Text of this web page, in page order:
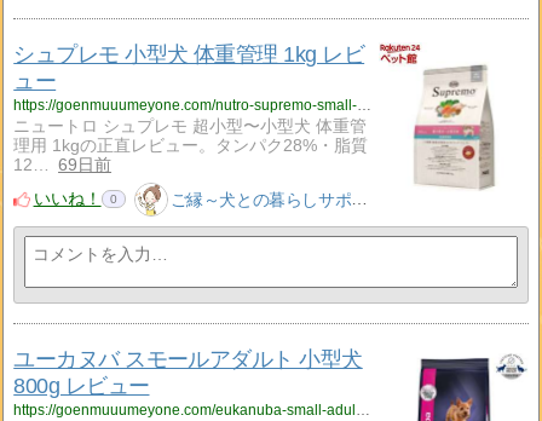
シュプレモ 小型犬 体重管理 1kg レビ
ュー
https://goenmuuumeyone.com/nutro-supremo-small-weight-management-1kg-review/
ニュートロ シュプレモ 超小型〜小型犬 体重管
理用 1kgの正直レビュー。タンパク28%・脂質
12…
69日前
いいね！
0 ご縁～犬との暮らしサポート～
ユーカヌバ スモールアダルト 小型犬
800g レビュー
https://goenmuuumeyone.com/eukanuba-small-adult-800g-review/